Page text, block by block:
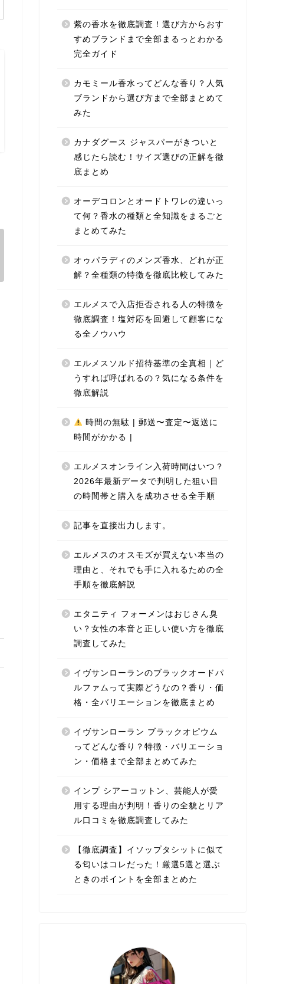
紫の香水を徹底調査！選び方からおす
すめブランドまで全部まるっとわかる
完全ガイド
カモミール香水ってどんな香り？人気
ブランドから選び方まで全部まとめて
みた
カナダグース ジャスパーがきついと
感じたら読む！サイズ選びの正解を徹
底まとめ
オーデコロンとオードトワレの違いっ
て何？香水の種類と全知識をまるごと
まとめてみた
オゥパラディのメンズ香水、どれが正
解？全種類の特徴を徹底比較してみた
エルメスで入店拒否される人の特徴を
徹底調査！塩対応を回避して顧客にな
る全ノウハウ
エルメスソルド招待基準の全真相｜ど
うすれば呼ばれるの？気になる条件を
徹底解説
時間の無駄 | 郵送〜査定〜返送に
時間がかかる |
エルメスオンライン入荷時間はいつ？
2026年最新データで判明した狙い目
の時間帯と購入を成功させる全手順
記事を直接出力します。
エルメスのオスモズが買えない本当の
理由と、それでも手に入れるための全
手順を徹底解説
エタニティ フォーメンはおじさん臭
い？女性の本音と正しい使い方を徹底
調査してみた
イヴサンローランのブラックオードパ
ルファムって実際どうなの？香り・価
格・全バリエーションを徹底まとめ
イヴサンローラン ブラックオピウム
ってどんな香り？特徴・バリエーショ
ン・価格まで全部まとめてみた
インプ シアーコットン、芸能人が愛
用する理由が判明！香りの全貌とリア
ル口コミを徹底調査してみた
【徹底調査】イソップタシットに似て
る匂いはコレだった！厳選5選と選ぶ
ときのポイントを全部まとめた